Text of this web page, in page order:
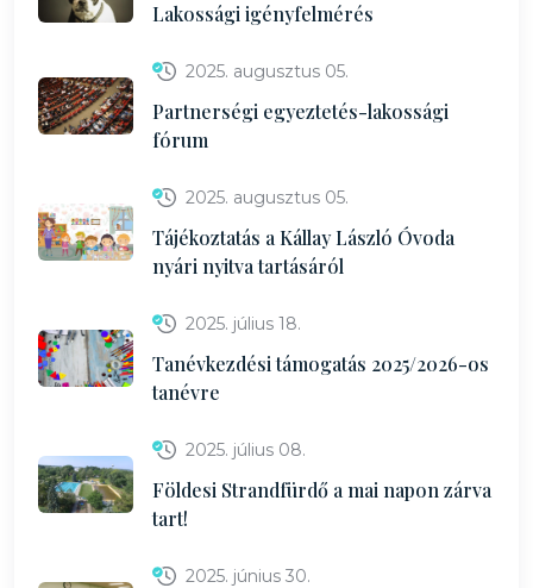
Lakossági igényfelmérés
2025. augusztus 05.
Partnerségi egyeztetés-lakossági
fórum
2025. augusztus 05.
Tájékoztatás a Kállay László Óvoda
nyári nyitva tartásáról
2025. július 18.
Tanévkezdési támogatás 2025/2026-os
tanévre
2025. július 08.
Földesi Strandfürdő a mai napon zárva
tart!
2025. június 30.